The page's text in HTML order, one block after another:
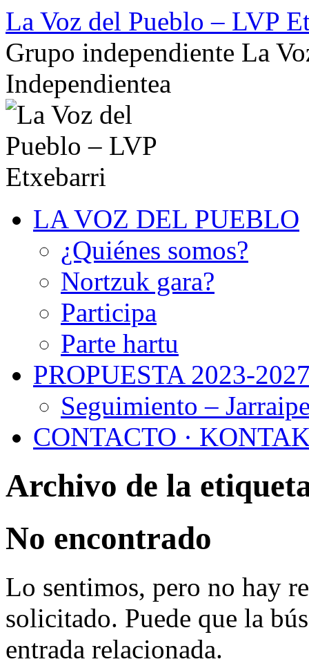
Saltar
contenido
La Voz del Pueblo – LVP
Grupo independiente La
Independientea
LA VOZ DEL PUEBLO
¿Quiénes somos?
Nortzuk gara?
Participa
Parte hartu
PROPUESTA 2023-
Seguimiento –
CONTACTO ·
Archivo de la
No encontrado
Lo sentimos, pero no hay
solicitado. Puede que la
entrada relacionada.